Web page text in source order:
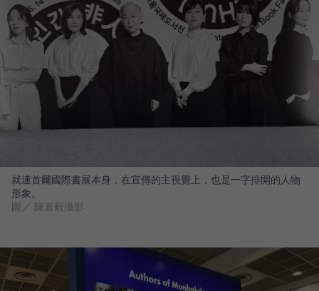
就連首爾國際書展本身，在宣傳的主視覺上，也是一字排開的人物
形象。
圖／ 陳君毅攝影